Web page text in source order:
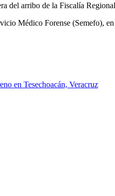
del arribo de la Fiscalía
Médico Forense (Semefo),
en Tesechoacán, Veracruz